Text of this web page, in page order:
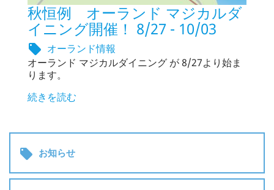
秋恒例 オーランド マジカルダ
イニング開催！ 8/27 - 10/03
 オーランド情報
オーランド マジカルダイニング が 8/27より始ま
ります。
続きを読む
 お知らせ